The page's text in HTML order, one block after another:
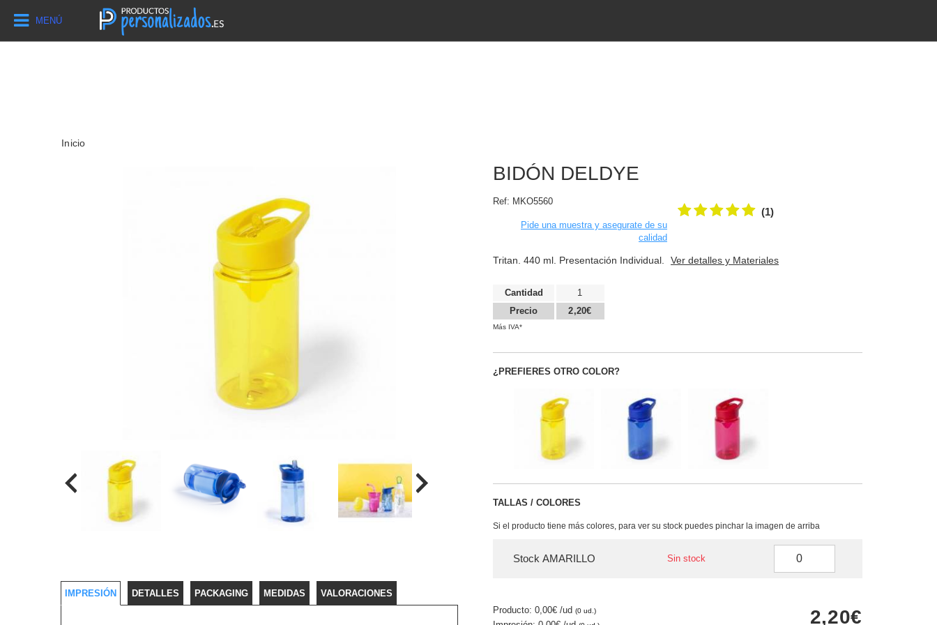
MENÚ
Inicio
IMPRESIÓN DETALLES PACKAGING MEDIDAS VALORACIONES
BIDÓN DELDYE
Ref: MKO5560
(1)
Pide una muestra y asegurate de su
calidad
Tritan. 440 ml. Presentación Individual. Ver detalles y Materiales
Cantidad
Precio
1
2,20€
Más IVA*
¿PREFIERES OTRO COLOR?
TALLAS / COLORES
Si el producto tiene más colores, para ver su stock puedes pinchar la imagen de arriba
Stock AMARILLO Sin stock
Producto: 0,00€ /ud (0 ud.) 2,20€